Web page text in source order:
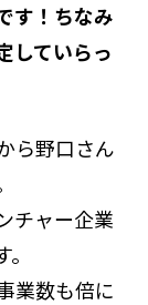
す！ちなみ
していらっ
ら野口さん
チャー企業
業数も倍に